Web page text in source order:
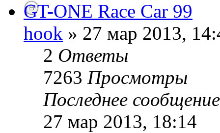
GT-ONE Race Car 99
hook » 27 мар 2013,
2 Ответы
7263 Просмотры
Последнее
27 мар 2013, 18:14